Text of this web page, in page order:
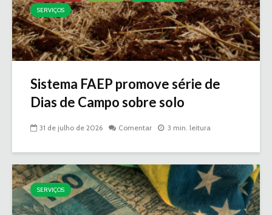
SERVIÇOS
Sistema FAEP promove série de
Dias de Campo sobre solo
31 de julho de 2026 Comentar 3 min. leitura
SERVIÇOS